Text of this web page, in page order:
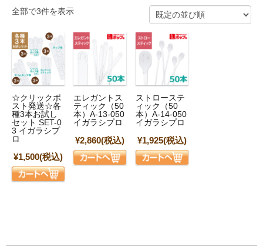
全部で3件を表示
☆クリックポ
スト発送☆各
種3本お試し
セット SET-0
3 イガラシプ
ロ
¥1,500(税込)
エレガントス
ティック（50
本）A-13-050
イガラシプロ
¥2,860(税込)
ストローステ
ィック（50
本）A-14-050
イガラシプロ
¥1,925(税込)